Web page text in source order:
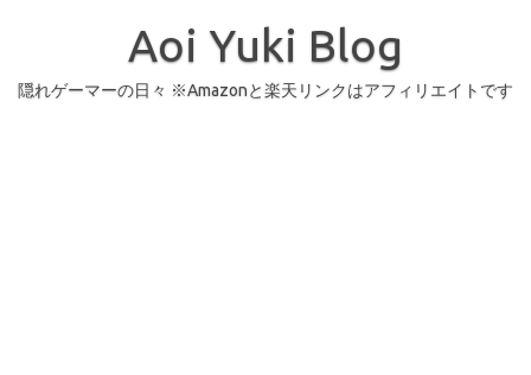
Aoi Yuki Blog
隠れゲーマーの日々 ※Amazonと楽天リンクはアフィリエイトです